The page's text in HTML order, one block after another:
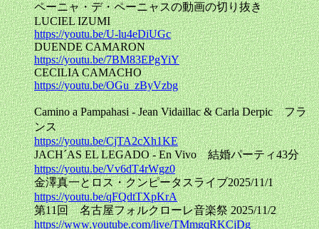
ペーニャ・デ・ペーニャスの動画の切り抜き
LUCIEL IZUMI
https://youtu.be/U-lu4eDiUGc
DUENDE CAMARON
https://youtu.be/7BM83EPgYiY
CECILIA CAMACHO
https://youtu.be/OGu_zByVzbg
Camino a Pampahasi - Jean Vidaillac & Carla Derpic フラ
ンス
https://youtu.be/CjTA2cXh1KE
JACH´AS EL LEGADO - En Vivo 結婚パーティ43分
https://youtu.be/Vv6dT4rWgz0
金澤真一とロス・クンピータスライブ2025/11/1
https://youtu.be/qFQdtTXpKrA
第11回 名古屋フォルクローレ音楽祭 2025/11/2
https://www.youtube.com/live/TMmgqRKCjDg